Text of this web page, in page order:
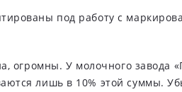
под работу с
огромны. У молочного завода
лишь в 10% этой суммы.